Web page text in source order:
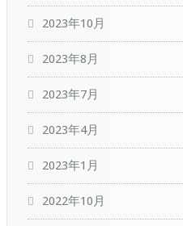
2023年10月
2023年8月
2023年7月
2023年4月
2023年1月
2022年10月